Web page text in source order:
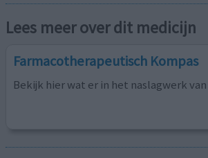
Lees meer over dit medicijn
Farmacotherapeutisch Kompas
Bekijk hier wat er in het naslagwerk